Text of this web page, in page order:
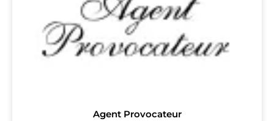
Agent Provocateur